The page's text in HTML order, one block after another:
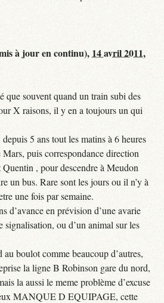
à jour en continu), 14 avril 2011,
que souvent quand un train subi des
X raisons, il y en a toujours un qui
5 ans tout les matins à 6 heures
puis correspondance direction
, pour descendre à Meudon
un bus. Rare sont les jours ou il n’y à
une fois par semaine.
d’avance en prévision d’une avarie
signalisation, ou d’un animal sur les
au boulot comme beaucoup d’autres,
la ligne B Robinson gare du nord,
la aussi le meme problème d’excuse
MANQUE D EQUIPAGE, cette